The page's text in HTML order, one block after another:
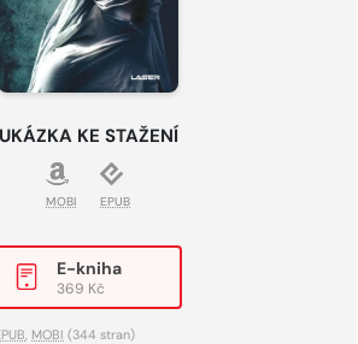
UKÁZKA KE STAŽENÍ
MOBI EPUB
E-kniha
369 Kč
MOBI (344 stran)